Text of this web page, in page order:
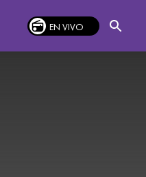
EN VIVO